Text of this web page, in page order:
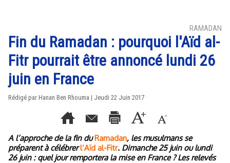
RAMADAN
Fin du Ramadan : pourquoi l'Aïd al-
Fitr pourrait être annoncé lundi 26
juin en France
Rédigé par Hanan Ben Rhouma | Jeudi 22 Juin 2017
A l’approche de la fin duRamadan, les musulmans se
préparent à célébrerl’Aïd al-Fitr. Dimanche 25 juin ou lundi
26 juin : quel jour remportera la mise en France ? Les relevés